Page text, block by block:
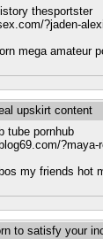
thesportster
?jaden-
mega
upskirt content
tube pornhub
?maya-
my friends hot
to satisfy your